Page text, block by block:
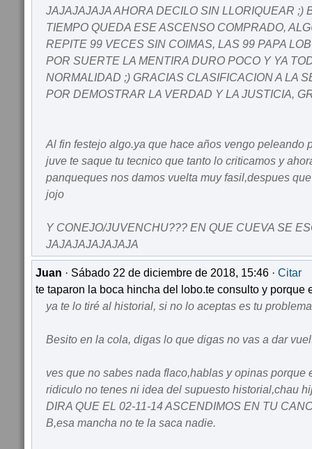
JAJAJAJAJA AHORA DECILO SIN LLORIQUEAR ;)
TIEMPO QUEDA ESE ASCENSO COMPRADO,
REPITE 99 VECES SIN COIMAS, LAS 99 PAPA
POR SUERTE LA MENTIRA DURO POCO Y YA
NORMALIDAD ;) GRACIAS CLASIFICACION A LA
POR DEMOSTRAR LA VERDAD Y LA JUSTICIA,
Al fin festejo algo.ya que hace años vengo peleando
juve te saque tu tecnico que tanto lo criticamos y
panqueques nos damos vuelta muy fasil,despues
jojo
Y CONEJO/JUVENCHU??? EN QUE CUEVA SE
JAJAJAJAJAJAJA
Juan · Sábado 22 de diciembre de 2018, 15:46 · Citar
te taparon la boca hincha del lobo.te consulto y porque
ya te lo tiré al historial, si no lo aceptas es tu
Besito en la cola, digas lo que digas no vas a dar
ves que no sabes nada flaco,hablas y opinas porque
ridiculo no tenes ni idea del supuesto historial,chau
DIRA QUE EL 02-11-14 ASCENDIMOS EN TU
B,esa mancha no te la saca nadie.